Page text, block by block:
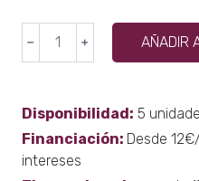
Disponibilidad: 5
Financiación: Desde
intereses
cantidad
﹣ ﹢ AÑADIR